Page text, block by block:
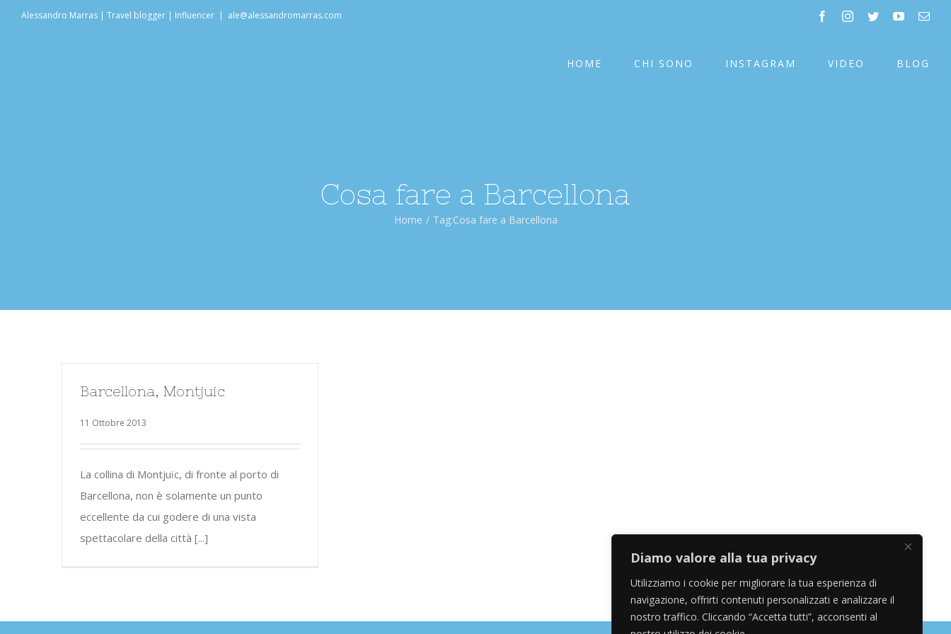
Diamo valore alla tua privacy
Utilizziamo i cookie per migliorare la tua esperienza di
navigazione, offrirti contenuti personalizzati e analizzare il
nostro traffico. Cliccando “Accetta tutti”, acconsenti al
Alessandro Marras | Travel blogger | Influencer | ale@alessandromarras.com facebookinstagram
twitteryoutube
HOME CHI SONO INSTAGRAM VIDEO BLOG
Cosa fare a Barcellona
Home / Tag:Cosa fare a Barcellona
Barcellona, Montjuic
11 Ottobre 2013
La collina di Montjuïc, di fronte al porto di
Barcellona, non è solamente un punto
eccellente da cui godere di una vista
spettacolare della città [...]